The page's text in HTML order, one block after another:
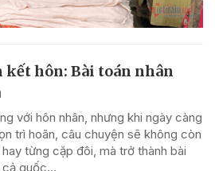
hôn: Bài toán nhân
với hôn nhân, nhưng khi ngày càng
trì hoãn, câu chuyện sẽ không còn
từng cặp đôi, mà trở thành bài
quốc...